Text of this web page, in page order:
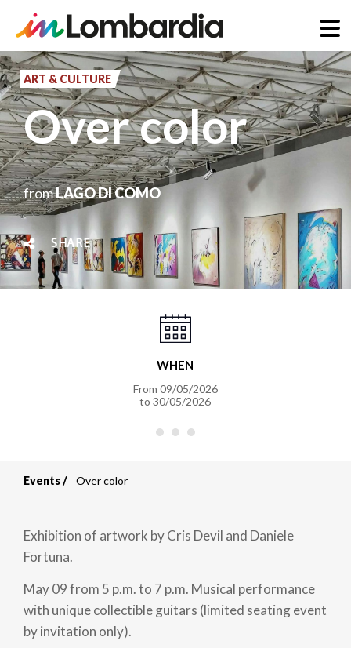
Skip
to
main
content
ART & CULTURE
Over color
fromLAGO DI COMO
SHARE
WHEN
From 09/05/2026
to 30/05/2026
Events Over color
Exhibition of artwork by Cris Devil and Daniele
Fortuna.
May 09 from 5 p.m. to 7 p.m. Musical performance
with unique collectible guitars (limited seating event
by invitation only).